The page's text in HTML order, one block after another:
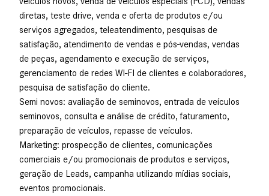
diretas, teste drive, venda e oferta de produtos e/ou
serviços agregados, teleatendimento, pesquisas de
satisfação, atendimento de vendas e pós-vendas, vendas
de peças, agendamento e execução de serviços,
gerenciamento de redes WI-FI de clientes e colaboradores,
pesquisa de satisfação do cliente.
Semi novos: avaliação de seminovos, entrada de veículos
seminovos, consulta e análise de crédito, faturamento,
preparação de veículos, repasse de veículos.
Marketing: prospecção de clientes, comunicações
comerciais e/ou promocionais de produtos e serviços,
geração de Leads, campanha utilizando mídias sociais,
eventos promocionais.